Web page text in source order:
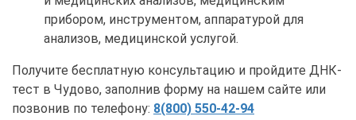
прибором, инструментом, аппаратурой для
анализов, медицинской услугой.
Получите бесплатную консультацию и пройдите ДНК-
тест в Чудово, заполнив форму на нашем сайте или
позвонив по телефону: 8(800) 550-42-94